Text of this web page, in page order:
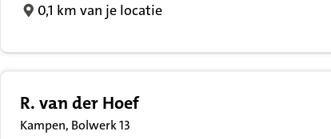
0,1 km van je locatie
R. van der Hoef
Kampen, Bolwerk 13